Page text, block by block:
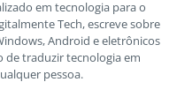
em tecnologia para o
Tech, escreve sobre
Android e eletrônicos
de traduzir tecnologia em
pessoa.